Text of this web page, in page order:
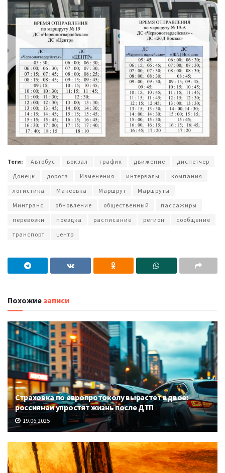
Теги: Автобус вокзал график движение
диспетчер
Донецк
дорога Изменения интервалы
компания
логистика
Макеевка Маршрут
Маршруты
Минтранс
обновление общественный
пассажиры
перевозки
поездка расписание регион
сообщение
транспорт
центр
Похожие записи
Страховка по европротоколу вырастет вдвое:
россиянам упростят жизнь после ДТП
19.06.2025